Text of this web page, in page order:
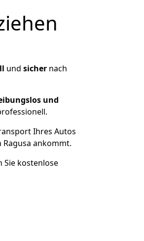
und sicher nach
und
Ihres Autos
Ragusa ankommt.
Sie kostenlose